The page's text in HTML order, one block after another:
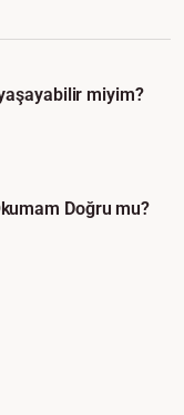
miyim?
Doğru mu?